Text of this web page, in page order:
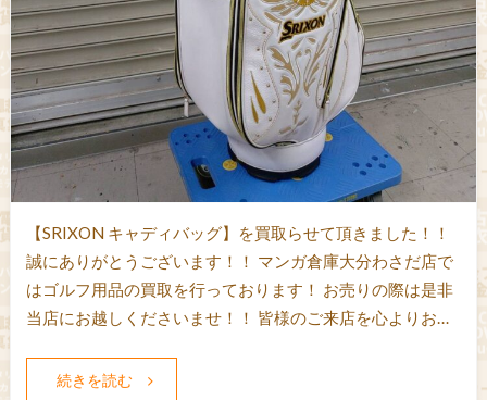
【SRIXON キャディバッグ】を買取らせて頂きました！！
誠にありがとうございます！！ マンガ倉庫大分わさだ店で
はゴルフ用品の買取を行っております！ お売りの際は是非
当店にお越しくださいませ！！ 皆様のご来店を心よりお…
続きを読む